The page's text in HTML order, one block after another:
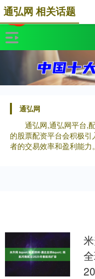
通弘网
通弘网,通弘网平台,
的股票配资平台会积极
者的交易效率和盈利能力。
通弘网 相关话题